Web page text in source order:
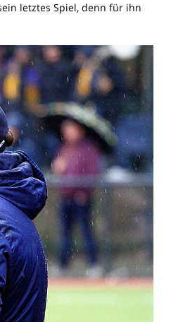
letztes Spiel, denn für ihn